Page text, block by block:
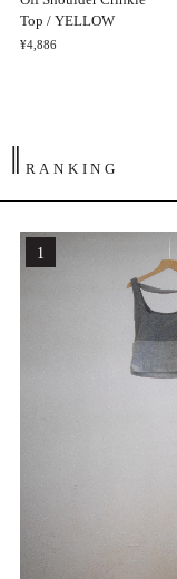
Top / YELLOW
¥4,886
‖ RANKING